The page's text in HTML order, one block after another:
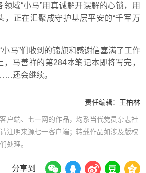
域“小马”用真诚解开误解的心锁，用
，正在汇聚成守护基层平安的“千军万
小马”们收到的锦旗和感谢信塞满了工作
，马善祥的第284本笔记本即将写完，
还会继续。
责任编辑： 王柏林
户端、七一网的作品，均系当代党员杂志社
注明来源七一客户端；转载作品如涉及版权
处理。
分享到